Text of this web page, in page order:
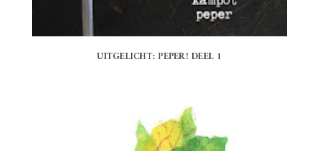
UITGELICHT: PEPER! DEEL 1